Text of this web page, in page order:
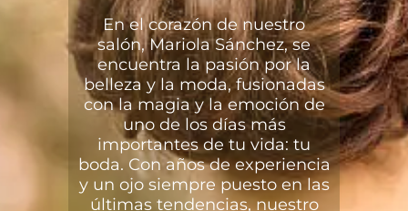
En el corazón de nuestro
salón, Mariola Sánchez, se
encuentra la pasión por la
belleza y la moda, fusionadas
con la magia y la emoción de
uno de los días más
importantes de tu vida: tu
boda. Con años de experiencia
y un ojo siempre puesto en las
últimas tendencias, nuestro